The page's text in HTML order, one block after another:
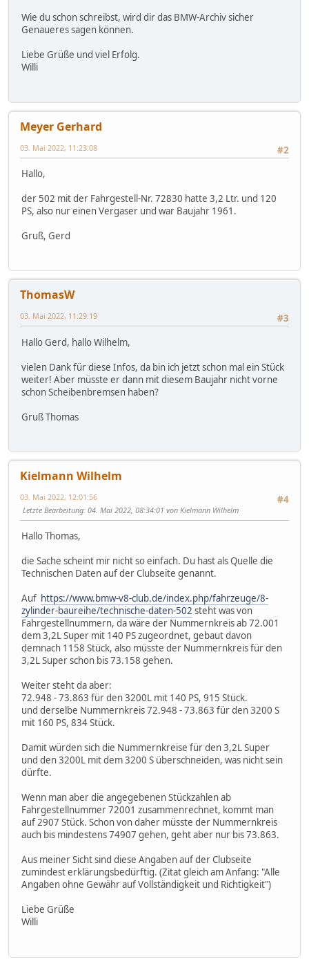
Wie du schon schreibst, wird dir das BMW-Archiv sicher
Genaueres sagen können.
Liebe Grüße und viel Erfolg.
Willi
Meyer Gerhard
#2
03. Mai 2022, 11:23:08
Hallo,
der 502 mit der Fahrgestell-Nr. 72830 hatte 3,2 Ltr. und 120
PS, also nur einen Vergaser und war Baujahr 1961.
Gruß, Gerd
ThomasW
#3
03. Mai 2022, 11:29:19
Hallo Gerd, hallo Wilhelm,
vielen Dank für diese Infos, da bin ich jetzt schon mal ein Stück
weiter! Aber müsste er dann mit diesem Baujahr nicht vorne
schon Scheibenbremsen haben?
Gruß Thomas
Kielmann Wilhelm
#4
03. Mai 2022, 12:01:56
Letzte Bearbeitung: 04. Mai 2022, 08:34:01 von Kielmann Wilhelm
Hallo Thomas,
die Sache scheint mir nicht so einfach. Du hast als Quelle die
Technischen Daten auf der Clubseite genannt.
Auf https://www.bmw-v8-club.de/index.php/fahrzeuge/8-
zylinder-baureihe/technische-daten-502 steht was von
Fahrgestellnummern, da wäre der Nummernkreis ab 72.001
dem 3,2L Super mit 140 PS zugeordnet, gebaut davon
demnach 1158 Stück, also müsste der Nummernkreis für den
3,2L Super schon bis 73.158 gehen.
Weiter steht da aber:
72.948 - 73.863 für den 3200L mit 140 PS, 915 Stück.
und derselbe Nummernkreis 72.948 - 73.863 für den 3200 S
mit 160 PS, 834 Stück.
Damit würden sich die Nummernkreise für den 3,2L Super
und den 3200L mit dem 3200 S überschneiden, was nicht sein
dürfte.
Wenn man aber die angegebenen Stückzahlen ab
Fahrgestellnummer 72001 zusammenrechnet, kommt man
auf 2907 Stück. Schon von daher müsste der Nummernkreis
auch bis mindestens 74907 gehen, geht aber nur bis 73.863.
Aus meiner Sicht sind diese Angaben auf der Clubseite
zumindest erklärungsbedürftig. (Zitat gleich am Anfang: "Alle
Angaben ohne Gewähr auf Vollständigkeit und Richtigkeit")
Liebe Grüße
Willi